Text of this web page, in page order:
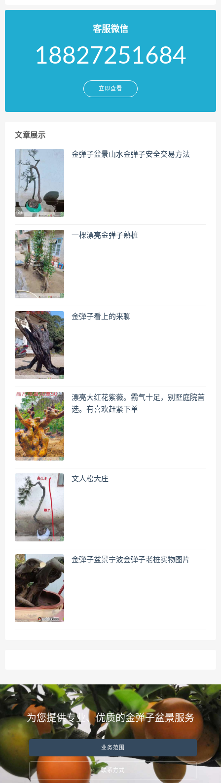
客服微信
18827251684
立即查看
文章展示
金弹子盆景山水金弹子安全交易方法
一棵漂亮金弹子熟桩
金弹子看上的来聊
漂亮大红花紫薇。霸气十足，别墅庭院首
选。有喜欢赶紧下单
文人松大庄
金弹子盆景宁波金弹子老桩实物图片
为您提供专业、优质的金弹子盆景服务
业务范围
联系方式